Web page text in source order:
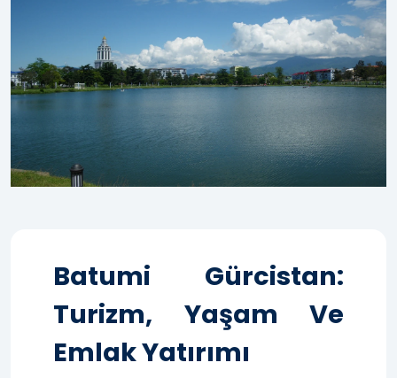
Batumi Gürcistan:
Turizm, Yaşam Ve
Emlak Yatırımı